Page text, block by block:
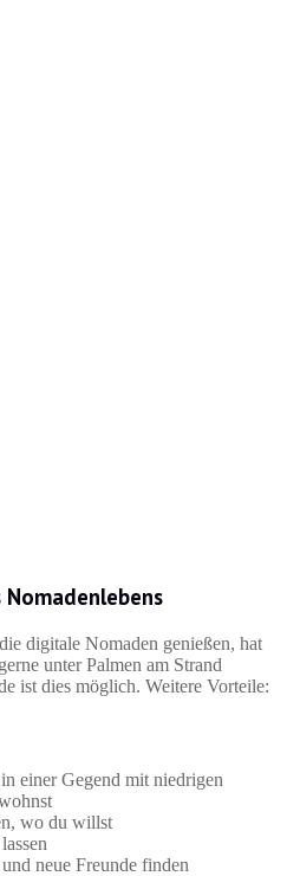
digitale Nomaden genießen, hat
unter Palmen am Strand
ist dies möglich. Weitere Vorteile:
einer Gegend mit niedrigen
wo du willst
neue Freunde finden